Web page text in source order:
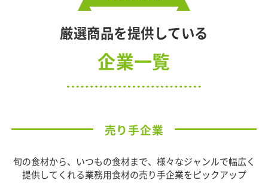
厳選商品を提供している
企業一覧
売り手企業
旬の食材から、いつもの食材まで、様々なジャンルで幅広く
提供してくれる業務用食材の売り手企業をピックアップ